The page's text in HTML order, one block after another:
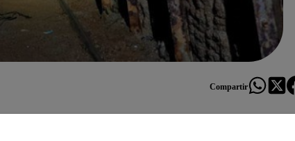
Compartir